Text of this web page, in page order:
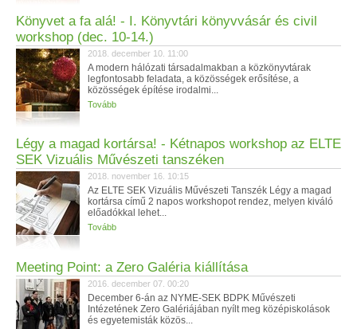
Könyvet a fa alá! - I. Könyvtári könyvvásár és civil
workshop (dec. 10-14.)
2018. december 10. 11:00
A modern hálózati társadalmakban a közkönyvtárak
legfontosabb feladata, a közösségek erősítése, a
közösségek építése irodalmi...
Tovább
Légy a magad kortársa! - Kétnapos workshop az ELTE
SEK Vizuális Művészeti tanszéken
2018. november 16. 10:15
Az ELTE SEK Vizuális Művészeti Tanszék Légy a magad
kortársa című 2 napos workshopot rendez, melyen kiváló
előadókkal lehet...
Tovább
Meeting Point: a Zero Galéria kiállítása
2016. december 07. 00:20
December 6-án az NYME-SEK BDPK Művészeti
Intézetének Zero Galériájában nyílt meg középiskolások
és egyetemisták közös...